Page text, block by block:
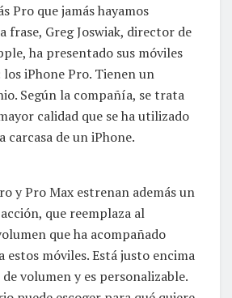
Pro que jamás hayamos
frase, Greg Joswiak, director de
ha presentado sus móviles
los iPhone Pro. Tienen un
Según la compañía, se trata
calidad que se ha utilizado
carcasa de un iPhone.
y Pro Max estrenan además un
que reemplaza al
que ha acompañado
estos móviles. Está justo encima
volumen y es personalizable.